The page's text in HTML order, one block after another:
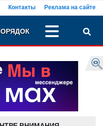
Контакты Реклама на сайте